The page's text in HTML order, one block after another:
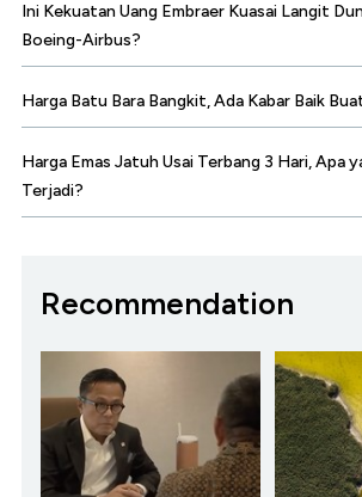
Ini Kekuatan Uang Embraer Kuasai Langit
Boeing-Airbus?
Harga Batu Bara Bangkit, Ada Kabar Baik
Harga Emas Jatuh Usai Terbang 3 Hari, Apa
Terjadi?
Recommendation